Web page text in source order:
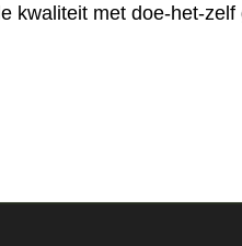
met doe-het-